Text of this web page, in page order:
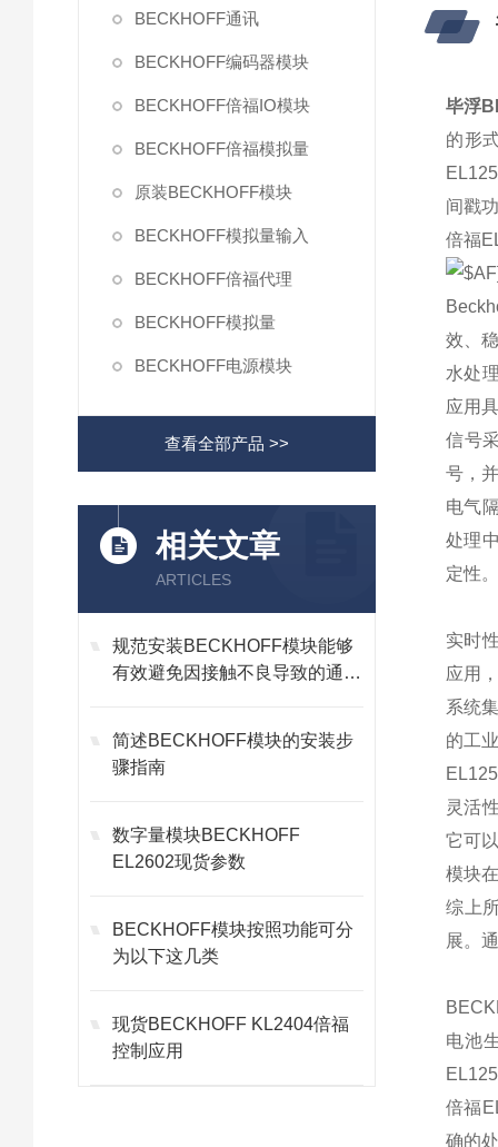
BECKHOFF通讯
BECKHOFF编码器模块
BECKHOFF倍福IO模块
BECKHOFF倍福模拟量
原装BECKHOFF模块
BECKHOFF模拟量输入
BECKHOFF倍福代理
BECKHOFF模拟量
BECKHOFF电源模块
查看全部产品 >>
相关文章
ARTICLES
规范安装BECKHOFF模块能够
有效避免因接触不良导致的通讯
简述BECKHOFF模块的安装步
骤指南
数字量模块BECKHOFF
EL2602现货参数
BECKHOFF模块按照功能可分
为以下这几类
现货BECKHOFF KL2404倍福
控制应用
毕浮
的形
间戳
倍福
效、
水处
应用
信号
号，
电气
处理
定性
实时
应用
系统
的工
灵活
它可
模块
综上
展。
电池
倍福
确的